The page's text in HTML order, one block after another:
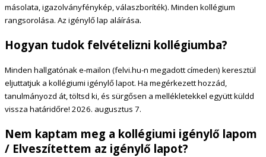
másolata, igazolványfénykép, válaszboríték). Minden kollégium
rangsorolása. Az igénylő lap aláírása.
Hogyan tudok felvételizni kollégiumba?
Minden hallgatónak e-mailon (felvi.hu-n megadott címeden) keresztül
eljuttatjuk a kollégiumi igénylő lapot. Ha megérkezett hozzád,
tanulmányozd át, töltsd ki, és sürgősen a mellékletekkel együtt küldd
vissza határidőre! 2026. augusztus 7.
Nem kaptam meg a kollégiumi igénylő lapom
/ Elveszítettem az igénylő lapot?